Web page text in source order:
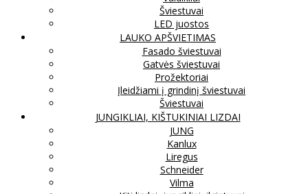
Šviestuvai
LED juostos
LAUKO APŠVIETIMAS
Fasado šviestuvai
Gatvės šviestuvai
Prožektoriai
Įleidžiami į grindinį šviestuvai
Šviestuvai
JUNGIKLIAI, KIŠTUKINIAI LIZDAI
JUNG
Kanlux
Liregus
Schneider
Vilma